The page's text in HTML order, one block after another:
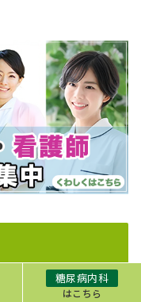
院内滞在時間を減ら
糖尿病内科
はこちら